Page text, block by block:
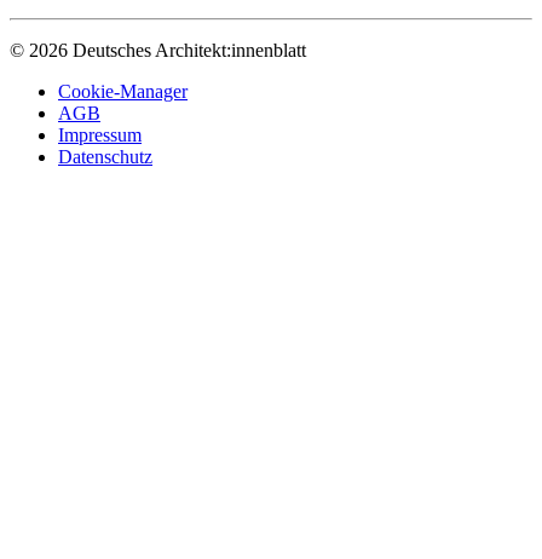
© 2026 Deutsches Architekt:innenblatt
Cookie-Manager
AGB
Impressum
Datenschutz